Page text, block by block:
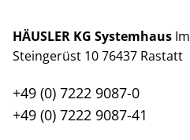
HÄUSLER KG Systemhaus Im
Steingerüst 10 76437 Rastatt
+49 (0) 7222 9087-0
+49 (0) 7222 9087-41